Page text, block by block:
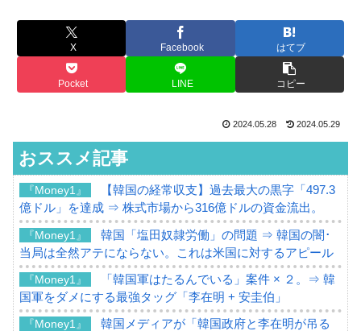
X Facebook はてブ
Pocket LINE コピー
2024.05.28 2024.05.29
おススメ記事
『Money1』
【韓国の経常収支】過去最大の黒字「497.3
億ドル」を達成 ⇒ 株式市場から316億ドルの資金流出。
『Money1』
韓国「塩田奴隷労働」の問題 ⇒ 韓国の闇･
当局は全然アテにならない。これは米国に対するアピール
『Money1』
「韓国軍はたるんでいる」案件 × ２。⇒ 韓
国軍をダメにする最強タッグ「李在明 + 安圭伯」
『Money1』
韓国メディアが「韓国政府と李在明が吊る